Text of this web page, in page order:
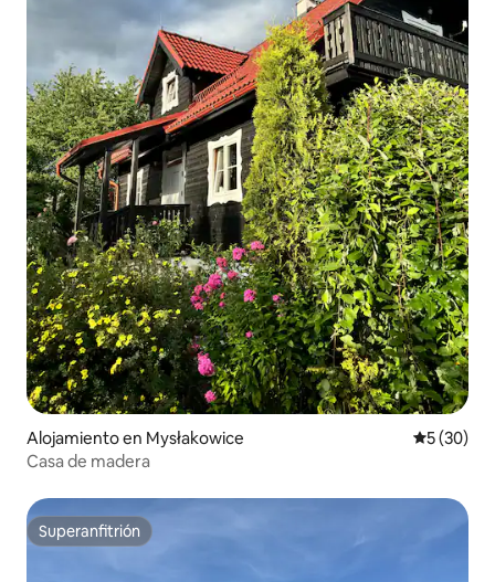
Alojamiento en Mysłakowice
5 (30)
Casa de madera
Superanfitrión
Superanfitrión